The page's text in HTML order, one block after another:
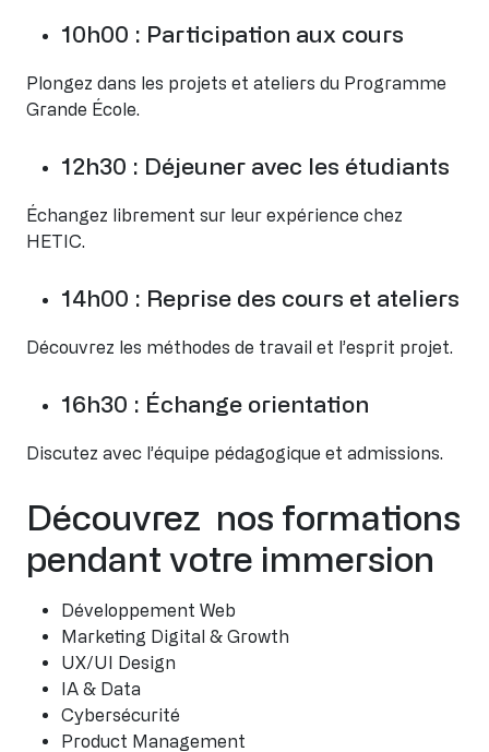
10h00 : Participation aux cours
Plongez dans les projets et ateliers du Programme
Grande École.
12h30 : Déjeuner avec les étudiants
Échangez librement sur leur expérience chez
HETIC.
14h00 : Reprise des cours et ateliers
Découvrez les méthodes de travail et l’esprit projet.
16h30 : Échange orientation
Discutez avec l’équipe pédagogique et admissions.
Découvrez nos formations
pendant votre immersion
Développement Web
Marketing Digital & Growth
UX/UI Design
IA & Data
Cybersécurité
Product Management